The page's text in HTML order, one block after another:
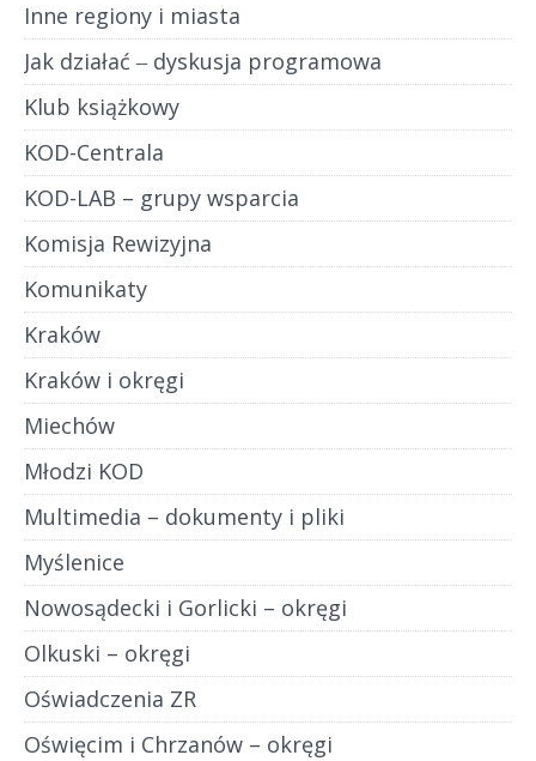
Inne regiony i miasta
Jak działać ‒ dyskusja programowa
Klub książkowy
KOD-Centrala
KOD-LAB – grupy wsparcia
Komisja Rewizyjna
Komunikaty
Kraków
Kraków i okręgi
Miechów
Młodzi KOD
Multimedia – dokumenty i pliki
Myślenice
Nowosądecki i Gorlicki – okręgi
Olkuski – okręgi
Oświadczenia ZR
Oświęcim i Chrzanów – okręgi